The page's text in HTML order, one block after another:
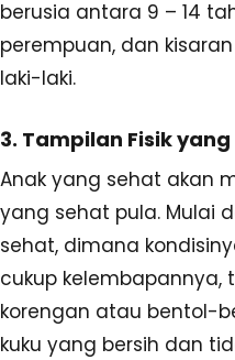
berusia antara 9 – 14
perempuan, dan
laki-laki.
3. Tampilan Fisik
Anak yang sehat akan
yang sehat pula. Mulai
sehat, dimana
cukup kelembapannya,
korengan atau bentol-
kuku yang bersih dan